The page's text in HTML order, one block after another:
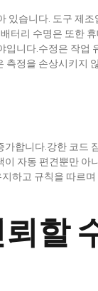
있습니다. 도구 제조
터리 수명은 또한
입니다.수정은 작업
정을 손상시키지
합니다.강한 코드
자동 편견뿐만 아
하고 규칙을 따르
할